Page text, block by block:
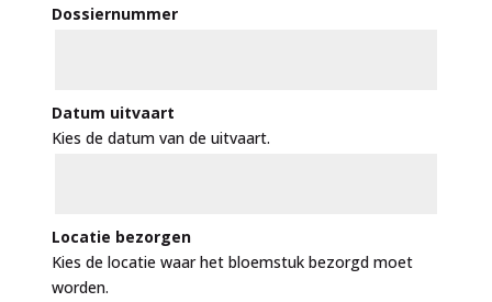
Dossiernummer
Datum uitvaart
Kies de datum van de uitvaart.
Locatie bezorgen
Kies de locatie waar het bloemstuk bezorgd moet
worden.